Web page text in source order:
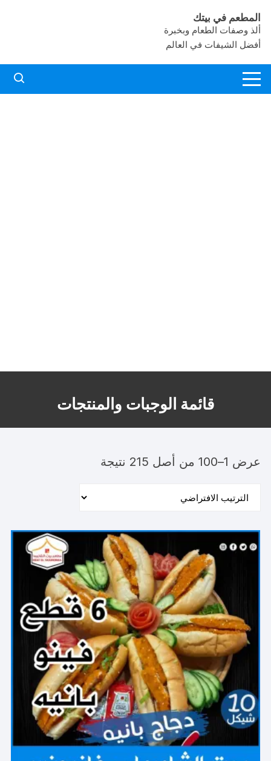
إلى
المحتوى
المطعم في بيتك
ألذ وصفات الطعام وبخبرة
أفضل الشيفات في العالم
قائمة الوجبات والمنتجات
عرض 1–100 من أصل 215 نتيجة